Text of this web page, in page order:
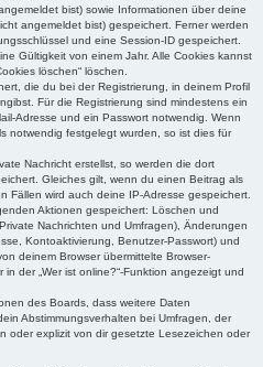
bist) sowie Informationen über deine
angemeldet bist) gespeichert. Ferner werden
und eine Session-ID gespeichert.
Gültigkeit von einem Jahr. Alle Cookies kannst
löschen“ löschen.
die du bei der Registrierung, in deinem Profil
Für die Registrierung sind mindestens ein
Adresse und ein Passwort notwendig. Wenn
notwendig festgelegt wurden, so ist dies für
Nachricht erstellst, so werden die dort
Gleiches gilt, wenn du einen Beitrag als
Fällen wird auch deine IP-Adresse gespeichert.
Aktionen gespeichert: Löschen und
Nachrichten und Umfragen), Änderungen
Kontoaktivierung, Benutzer-Passwort) und
deinem Browser übermittelte Browser-
der „Wer ist online?“-Funktion angezeigt und
des Boards, dass weitere Daten
Abstimmungsverhalten bei Umfragen, der
oder explizit von dir gesetzte Lesezeichen oder